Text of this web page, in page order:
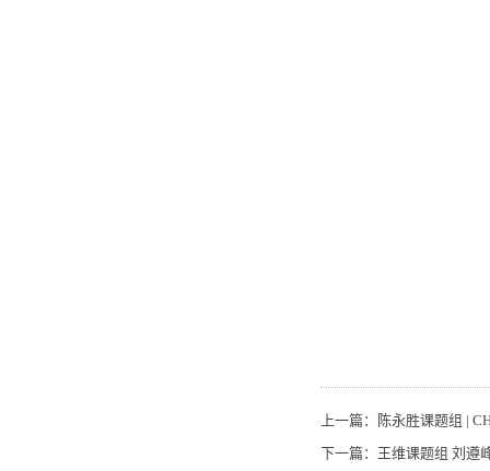
上一篇：
陈永胜课题组 |
下一篇： 王维课题组 刘遵